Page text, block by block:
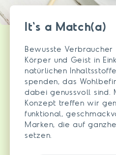
It's a Match(a)
Bewusste Verbraucher
Körper und Geist in
natürlichen
spenden, das
dabei genussvoll sind.
Konzept treffen wir
funktional,
Marken, die auf
setzen.